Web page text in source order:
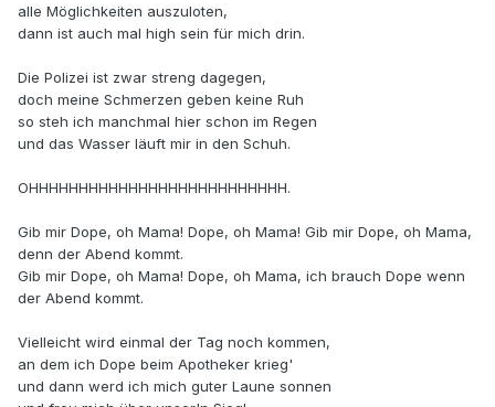
alle Möglichkeiten auszuloten,
dann ist auch mal high sein für mich drin.
Die Polizei ist zwar streng dagegen,
doch meine Schmerzen geben keine Ruh
so steh ich manchmal hier schon im Regen
und das Wasser läuft mir in den Schuh.
OHHHHHHHHHHHHHHHHHHHHHHHHHH.
Gib mir Dope, oh Mama! Dope, oh Mama! Gib mir Dope, oh Mama,
denn der Abend kommt.
Gib mir Dope, oh Mama! Dope, oh Mama, ich brauch Dope wenn
der Abend kommt.
Vielleicht wird einmal der Tag noch kommen,
an dem ich Dope beim Apotheker krieg'
und dann werd ich mich guter Laune sonnen